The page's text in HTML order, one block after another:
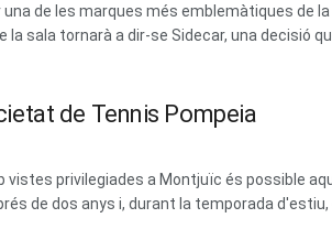
de les marques més emblemàtiques
sala tornarà a dir-se Sidecar, una decisió
de Tennis Pompeia
privilegiades a Montjuïc és possible
de dos anys i, durant la temporada d'estiu,